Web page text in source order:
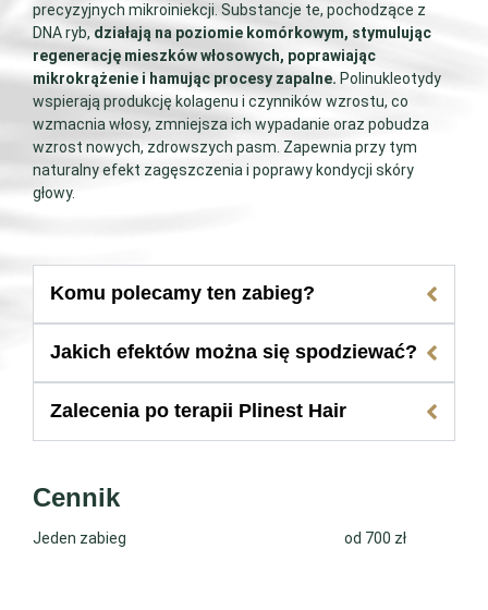
precyzyjnych mikroiniekcji. Substancje te, pochodzące z
DNA ryb, działają na poziomie komórkowym, stymulując
regenerację mieszków włosowych, poprawiając
mikrokrążenie i hamując procesy zapalne. Polinukleotydy
wspierają produkcję kolagenu i czynników wzrostu, co
wzmacnia włosy, zmniejsza ich wypadanie oraz pobudza
wzrost nowych, zdrowszych pasm. Zapewnia przy tym
naturalny efekt zagęszczenia i poprawy kondycji skóry
głowy.
Komu polecamy ten zabieg?
Jakich efektów można się spodziewać?
Zalecenia po terapii Plinest Hair
Cennik
Jeden zabieg od 700 zł